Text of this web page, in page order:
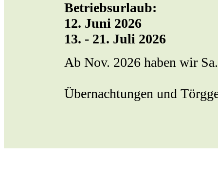
Betriebsurlaub:
12. Juni 2026
13. - 21. Juli 2026
Ab Nov. 2026 haben wir
Übernachtungen und